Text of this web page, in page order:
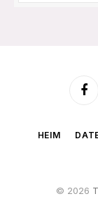
HEIM
© 2026